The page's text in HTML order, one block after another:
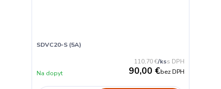
SDVC20-S (5A)
110,70 €/ks
90,00 €bez DPH
Na dopyt